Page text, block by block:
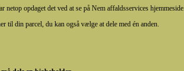
opdaget det ved at se på Nem affaldsservices hjemmeside.
til din parcel, du kan også vælge at dele med én anden.